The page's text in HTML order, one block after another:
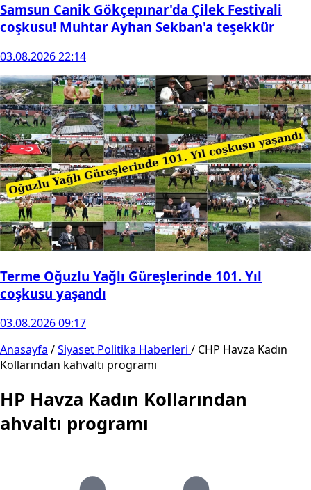
Samsun Canik Gökçepınar'da Çilek Festivali
coşkusu! Muhtar Ayhan Sekban'a teşekkür
03.08.2026 22:14
Terme Oğuzlu Yağlı Güreşlerinde 101. Yıl
coşkusu yaşandı
03.08.2026 09:17
Anasayfa /Siyaset Politika Haberleri / CHP Havza Kadın
Kollarından kahvaltı programı
Havza Kadın Kollarından
programı